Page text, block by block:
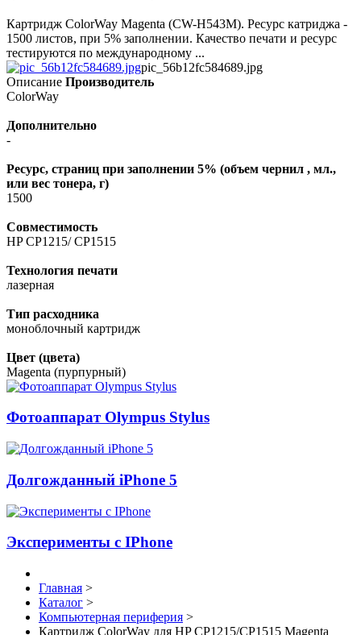
Картридж ColorWay Magenta (CW-H543M). Ресурс катриджа -
1500 листов, при 5% заполнении. Качество печати и ресурс
тестируются по международному ...
pic_56b12fc584689.jpg
Описание Производитель
ColorWay
Дополнительно
-
Ресурс, страниц при заполнении 5% (объем чернил , мл.,
или вес тонера, г)
1500
Совместимость
HP CP1215/ CP1515
Технология печати
лазерная
Тип расходника
моноблочный картридж
Цвет (цвета)
Magenta (пурпурный)
Фотоаппарат Olympus Stylus
Долгожданный iPhone 5
Эксперименты с IPhone
Главная >
Каталог >
Компьютерная периферия >
Картридж ColorWay для HP CP1215/CP1515 Magenta